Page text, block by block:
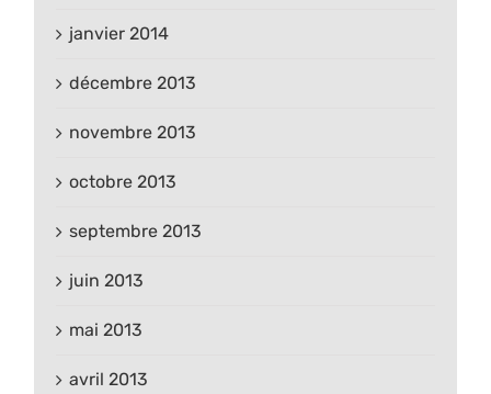
janvier 2014
décembre 2013
novembre 2013
octobre 2013
septembre 2013
juin 2013
mai 2013
avril 2013